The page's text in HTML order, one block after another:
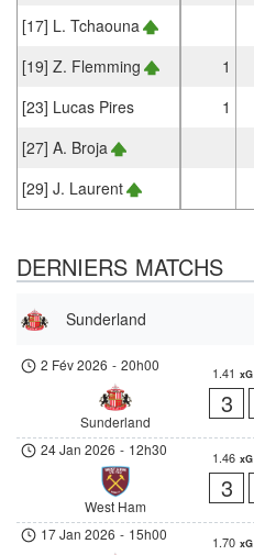
[17] L. Tchaouna
[19] Z. Flemming
1
[23] Lucas Pires
1
[27] A. Broja
[29] J. Laurent
DERNIERS MATCHS
Sunderland
2 Fév 2026 - 20h00
Sunderland
1.41 xG
3
24 Jan 2026 - 12h30
West Ham
1.46 xG
3
17 Jan 2026 - 15h00 1.70 xG